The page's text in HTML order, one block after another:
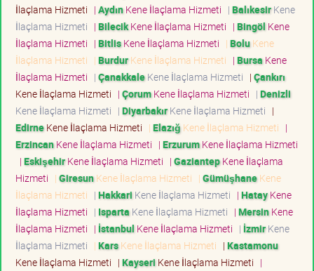
İlaçlama Hizmeti | AydınKene İlaçlama Hizmeti | BalıkesirKene
İlaçlama Hizmeti | BilecikKene İlaçlama Hizmeti | Bingöl Kene
İlaçlama Hizmeti | BitlisKene İlaçlama Hizmeti | BoluKene
İlaçlama Hizmeti | BurdurKene İlaçlama Hizmeti | Bursa Kene
İlaçlama Hizmeti | ÇanakkaleKene İlaçlama Hizmeti | Çankırı
Kene İlaçlama Hizmeti | ÇorumKene İlaçlama Hizmeti | Denizli
Kene İlaçlama Hizmeti | DiyarbakırKene İlaçlama Hizmeti |
EdirneKene İlaçlama Hizmeti | Elazığ Kene İlaçlama Hizmeti |
ErzincanKene İlaçlama Hizmeti | ErzurumKene İlaçlama Hizmeti
| EskişehirKene İlaçlama Hizmeti | GaziantepKene İlaçlama
Hizmeti | GiresunKene İlaçlama Hizmeti | GümüşhaneKene
İlaçlama Hizmeti | Hakkari Kene İlaçlama Hizmeti | HatayKene
İlaçlama Hizmeti | Isparta Kene İlaçlama Hizmeti | MersinKene
İlaçlama Hizmeti | İstanbul Kene İlaçlama Hizmeti | İzmirKene
İlaçlama Hizmeti | KarsKene İlaçlama Hizmeti | Kastamonu
Kene İlaçlama Hizmeti | Kayseri Kene İlaçlama Hizmeti |